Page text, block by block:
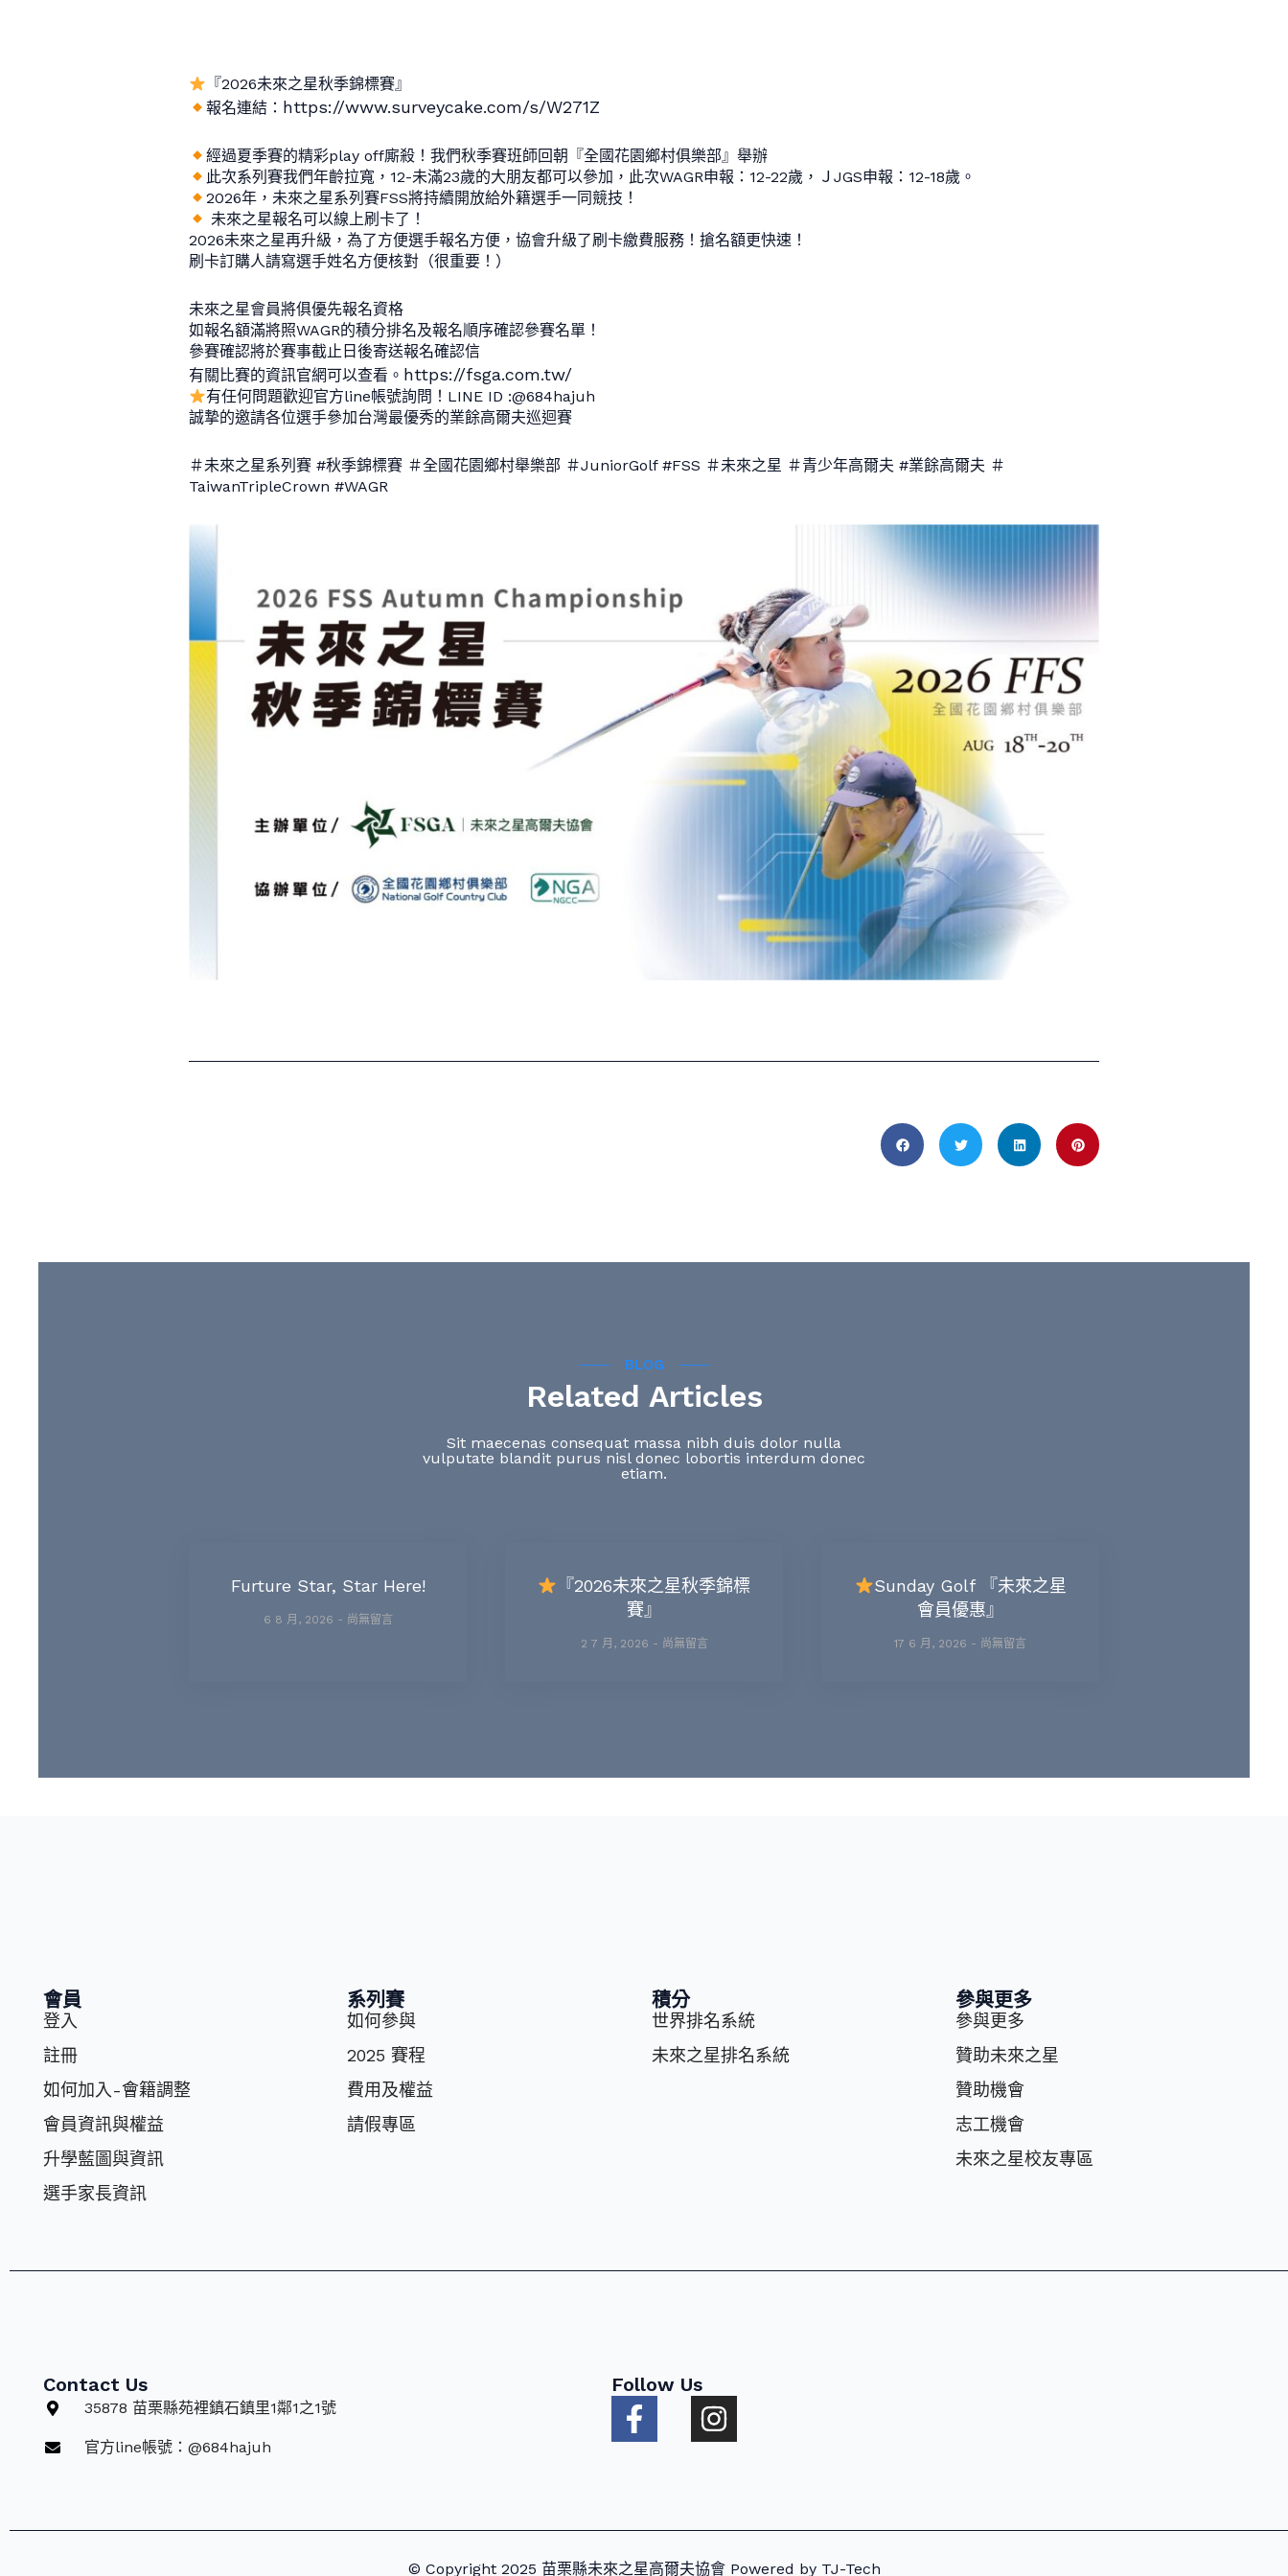
『2026未來之星秋季錦標賽』
報名連結： https://www.surveycake.com/s/W271Z
經過夏季賽的精彩play off廝殺！我們秋季賽班師回朝『全國花園鄉村俱樂部』舉辦
此次系列賽我們年齡拉寬，12-未滿23歲的大朋友都可以參加，此次WAGR申報：12-22歲，ＪJGS申報：12-18歲。
2026年，未來之星系列賽FSS將持續開放給外籍選手一同競技！
未來之星報名可以線上刷卡了！
2026未來之星再升級，為了方便選手報名方便，協會升級了刷卡繳費服務！搶名額更快速！
刷卡訂購人請寫選手姓名方便核對（很重要！）
未來之星會員將俱優先報名資格
如報名額滿將照WAGR的積分排名及報名順序確認參賽名單！
參賽確認將於賽事截止日後寄送報名確認信
有關比賽的資訊官網可以查看。 https://fsga.com.tw/
有任何問題歡迎官方line帳號詢問！LINE ID :@684hajuh
誠摯的邀請各位選手參加台灣最優秀的業餘高爾夫巡迴賽
＃未來之星系列賽 #秋季錦標賽 ＃全國花園鄉村舉樂部 ＃JuniorGolf #FSS ＃未來之星 ＃青少年高爾夫 #業餘高爾夫 ＃
TaiwanTripleCrown #WAGR
BLOG
Related Articles
Sit maecenas consequat massa nibh duis dolor nulla
vulputate blandit purus nisl donec lobortis interdum donec
etiam.
Furture Star, Star Here!
6 8 月, 2026 尚無留言
『2026未來之星秋季錦標
賽』
2 7 月, 2026 尚無留言
Sunday Golf 『未來之星
會員優惠』
17 6 月, 2026 尚無留言
會員
登入
註冊
如何加入-會籍調整
會員資訊與權益
升學藍圖與資訊
選⼿家長資訊
系列賽
如何參與
2025 賽程
費⽤及權益
請假專區
積分
世界排名系統
未來之星排名系統
參與更多
參與更多
贊助未來之星
贊助機會
志⼯機會
未來之星校友專區
Contact Us
35878 苗栗縣苑裡鎮石鎮里1鄰1之1號
官方line帳號：@684hajuh
Follow Us
F
a
b
o
I
n
a
g
© Copyright 2025 苗栗縣未來之星高爾夫協會 Powered by TJ-Tech